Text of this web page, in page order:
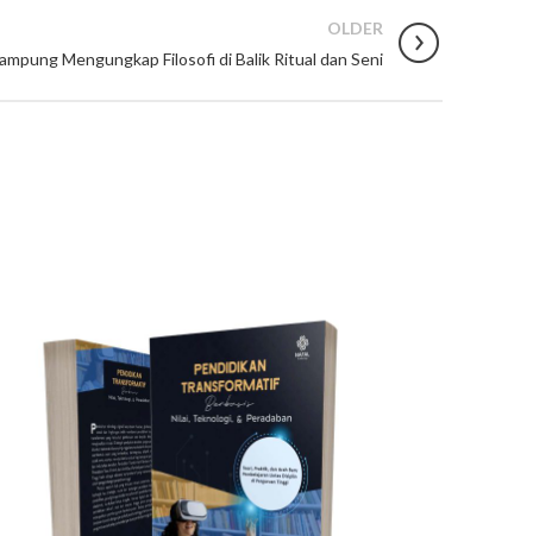
OLDER
Mengungkap Filosofi di Balik Ritual dan Seni